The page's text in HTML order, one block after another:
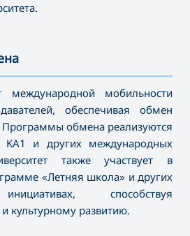
международной мобильности
обеспечивая обмен
обмена реализуются
KA1 и других международных
также участвует в
«Летняя школа» и других
способствуя
культурному развитию.